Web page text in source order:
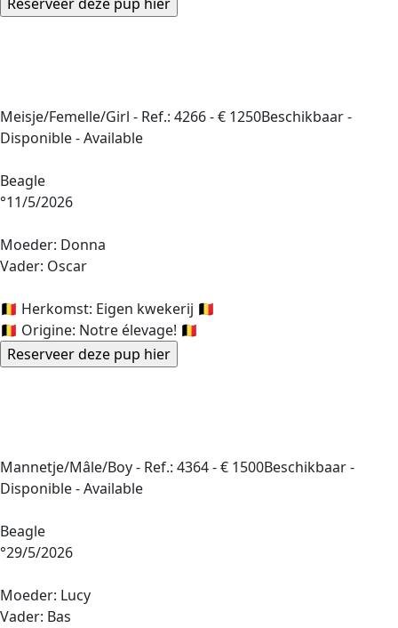
Meisje/Femelle/Girl - Ref.: 4266-€ 1250Beschikbaar -
Disponible - Available
Beagle
°11/5/2026
Moeder: Donna
Vader: Oscar
🇧🇪 Herkomst: Eigen kwekerij 🇧🇪
🇧🇪 Origine: Notre élevage! 🇧🇪
Mannetje/Mâle/Boy - Ref.: 4364-€ 1500Beschikbaar -
Disponible - Available
Beagle
°29/5/2026
Moeder: Lucy
Vader: Bas